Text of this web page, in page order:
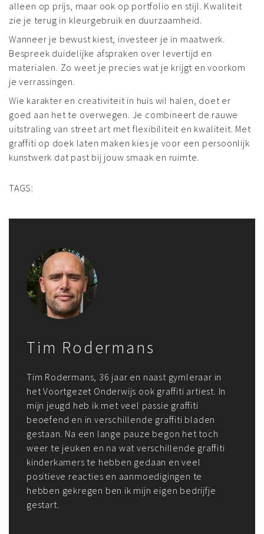
alleen op prijs, maar ook op portfolio en stijl. Kwaliteit
zie je terug in kleurgebruik en duurzaamheid.
Wanneer je bewust kiest, investeer je in maatwerk.
Bespreek duidelijke afspraken over levertijd en
materialen. Zo weet je precies wat je krijgt en voorkom
je verrassingen.
Wie karakter en creativiteit in huis wil halen, doet er
goed aan het te overwegen. Je combineert de rauwe
uitstraling van street art met flexibiliteit en kwaliteit. Met
graffiti op doek laten maken kies je voor een persoonlijk
kunstwerk dat past bij jouw smaak en ruimte.
TAGS:
Tim Rodermans
Tim Rodermans, 36 jaar en naast gymleraar in
het Voortgezet Onderwijs ook graffiti artiest. In
mijn jeugd heb ik met veel passie graffiti
beoefend en in verschillende graffiti bladen
gestaan. Na een lange pauze begon het toch
weer te jeuken en na wat verschillende graffiti
kinderkamers te hebben gedaan en veel
positieve reacties en aanmoedigingen te
hebben gekregen ben ik mijn eigen bedrijfje
gestart.